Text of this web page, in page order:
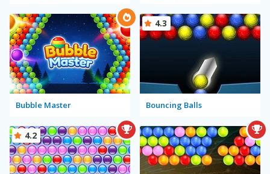
Bubble Master Bouncing Balls
4.3
4.2